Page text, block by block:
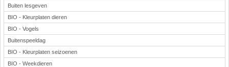
Buiten lesgeven
BIO - Kleurplaten dieren
BIO - Vogels
Buitenspeeldag
BIO - Kleurplaten seizoenen
BIO - Weekdieren